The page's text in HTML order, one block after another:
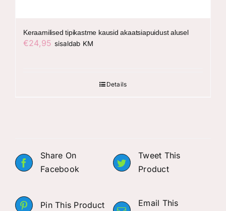
Keraamilised tipikastme kausid akaatsiapuidust alusel
€24,95 sisaldab KM
Details
Share On
Facebook
Tweet This
Product
Pin This Product
Email This